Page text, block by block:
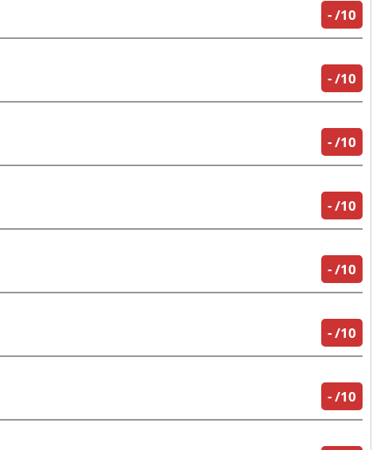
-/10
-/10
-/10
-/10
-/10
-/10
-/10